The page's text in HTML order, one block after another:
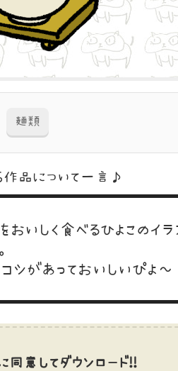
麺類
作品に ついて一言♪
おいしく食べるひよこのイラ
コシがあっておいしいぴよ～
同意してダウンロード!!